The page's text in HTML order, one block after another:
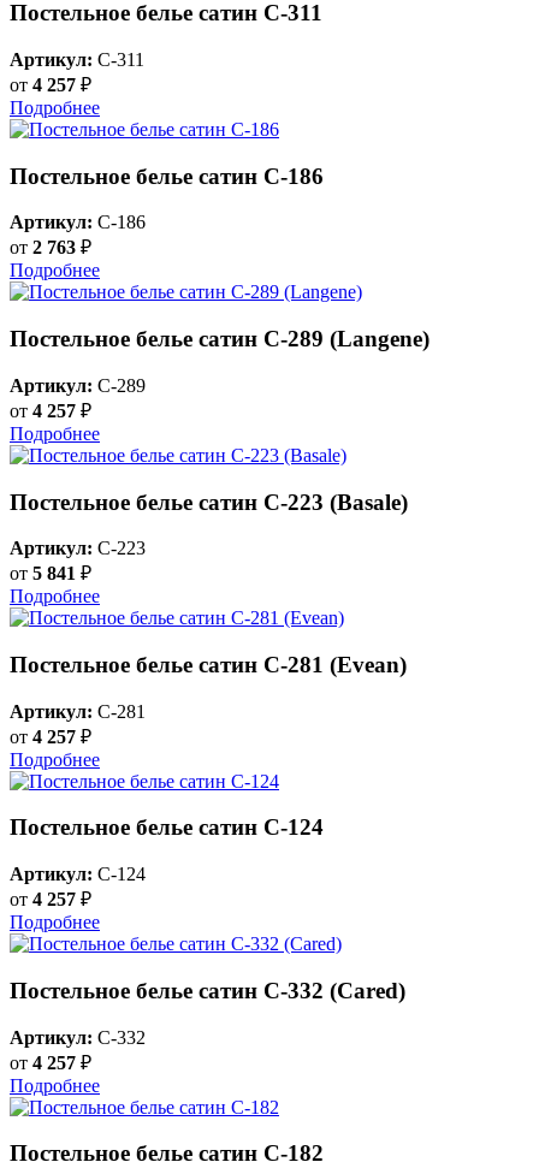
Постельное белье сатин С-311
Артикул: C-311
от 4 257 ₽
Подробнее
Постельное белье сатин С-186
Артикул: C-186
от 2 763 ₽
Подробнее
Постельное белье сатин С-289 (Langene)
Артикул: C-289
от 4 257 ₽
Подробнее
Постельное белье сатин С-223 (Basale)
Артикул: C-223
от 5 841 ₽
Подробнее
Постельное белье сатин С-281 (Evean)
Артикул: C-281
от 4 257 ₽
Подробнее
Постельное белье сатин С-124
Артикул: C-124
от 4 257 ₽
Подробнее
Постельное белье сатин С-332 (Cared)
Артикул: C-332
от 4 257 ₽
Подробнее
Постельное белье сатин С-182